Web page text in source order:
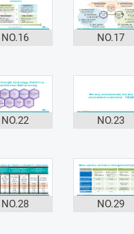
NO.16 NO.17
NO.22 NO.23
NO.28 NO.29